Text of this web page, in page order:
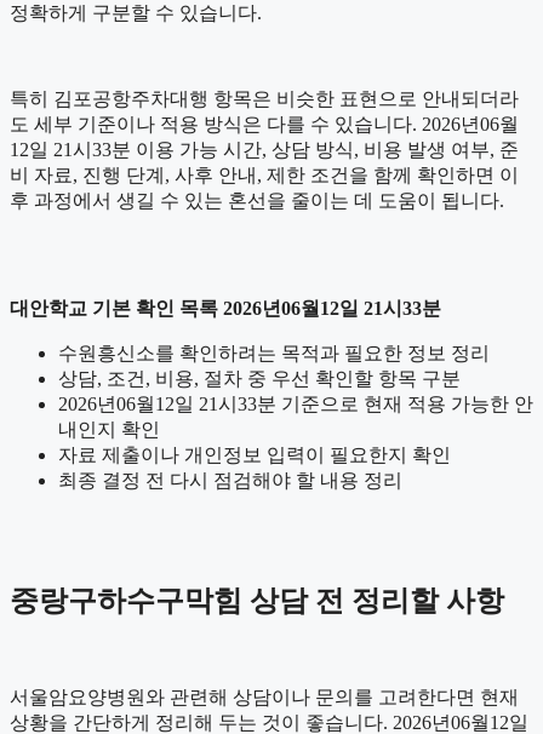
정확하게 구분할 수 있습니다.
특히 김포공항주차대행 항목은 비슷한 표현으로 안내되더라
도 세부 기준이나 적용 방식은 다를 수 있습니다. 2026년06월
12일 21시33분 이용 가능 시간, 상담 방식, 비용 발생 여부, 준
비 자료, 진행 단계, 사후 안내, 제한 조건을 함께 확인하면 이
후 과정에서 생길 수 있는 혼선을 줄이는 데 도움이 됩니다.
대안학교 기본 확인 목록 2026년06월12일 21시33분
수원흥신소를 확인하려는 목적과 필요한 정보 정리
상담, 조건, 비용, 절차 중 우선 확인할 항목 구분
2026년06월12일 21시33분 기준으로 현재 적용 가능한 안
내인지 확인
자료 제출이나 개인정보 입력이 필요한지 확인
최종 결정 전 다시 점검해야 할 내용 정리
중랑구하수구막힘 상담 전 정리할 사항
서울암요양병원와 관련해 상담이나 문의를 고려한다면 현재
상황을 간단하게 정리해 두는 것이 좋습니다. 2026년06월12일